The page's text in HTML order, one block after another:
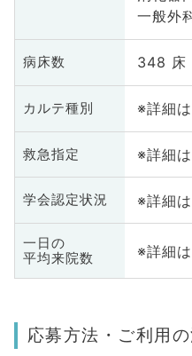
一般外
病床数 348 床
カルテ種別 ※詳細
救急指定 ※詳細
学会認定状況 ※詳細
一日の
平均来院数
※詳細
応募方法・ご利用